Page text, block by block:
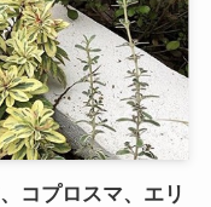
コプロスマ、エリ